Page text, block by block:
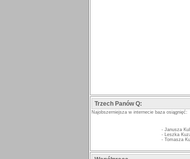
Trzech Panów Q:
Najobszerniejsza w internecie baza osiągnięć:
- Janusza
- Leszka
- Tomasza